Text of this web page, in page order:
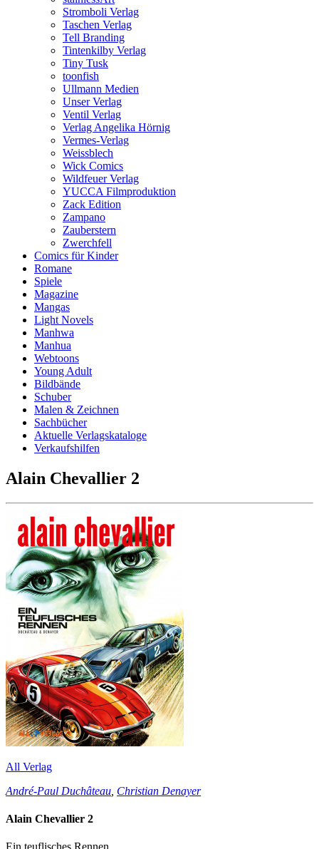
Stromboli Verlag
Taschen Verlag
Tell Branding
Tintenkilby Verlag
Tiny Tusk
toonfish
Ullmann Medien
Unser Verlag
Ventil Verlag
Verlag Angelika Hörnig
Vermes-Verlag
Weissblech
Wick Comics
Wildfeuer Verlag
YUCCA Filmproduktion
Zack Edition
Zampano
Zauberstern
Zwerchfell
Comics für Kinder
Romane
Spiele
Magazine
Mangas
Light Novels
Manhwa
Manhua
Webtoons
Young Adult
Bildbände
Schuber
Malen & Zeichnen
Sachbücher
Aktuelle Verlagskataloge
Verkaufshilfen
Alain Chevallier 2
All Verlag
André-Paul Duchâteau Christian Denayer
Alain Chevallier 2